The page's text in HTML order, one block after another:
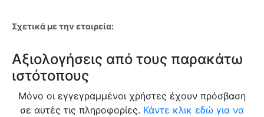
Σχετικά με την εταιρεία:
Αξιολογήσεις από τους παρακάτω
ιστότοπους
Μόνο οι εγγεγραμμένοι χρήστες έχουν πρόσβαση
σε αυτές τις πληροφορίες. Κάντε κλικ εδώ για να